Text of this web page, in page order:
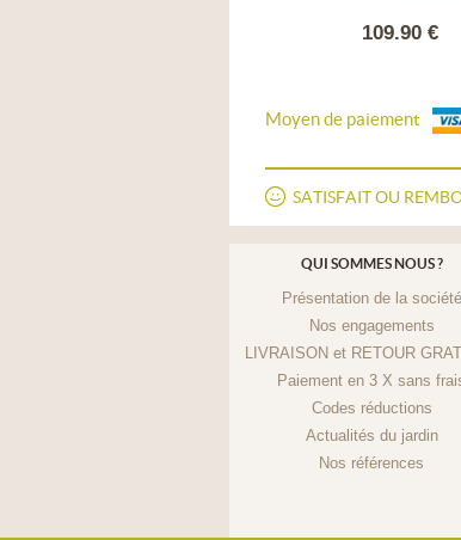
109.90 €
Moyen de paiement
SATISFAIT OU
QUI SOMMES NOUS ?
Présentation de la société
Nos engagements
LIVRAISON et RETOUR
Paiement en 3 X sans
Codes réductions
Actualités du jardin
Nos références